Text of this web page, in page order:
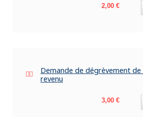
Prix
2,00 €
Demande de dégrèvement
revenu
Prix
3,00 €